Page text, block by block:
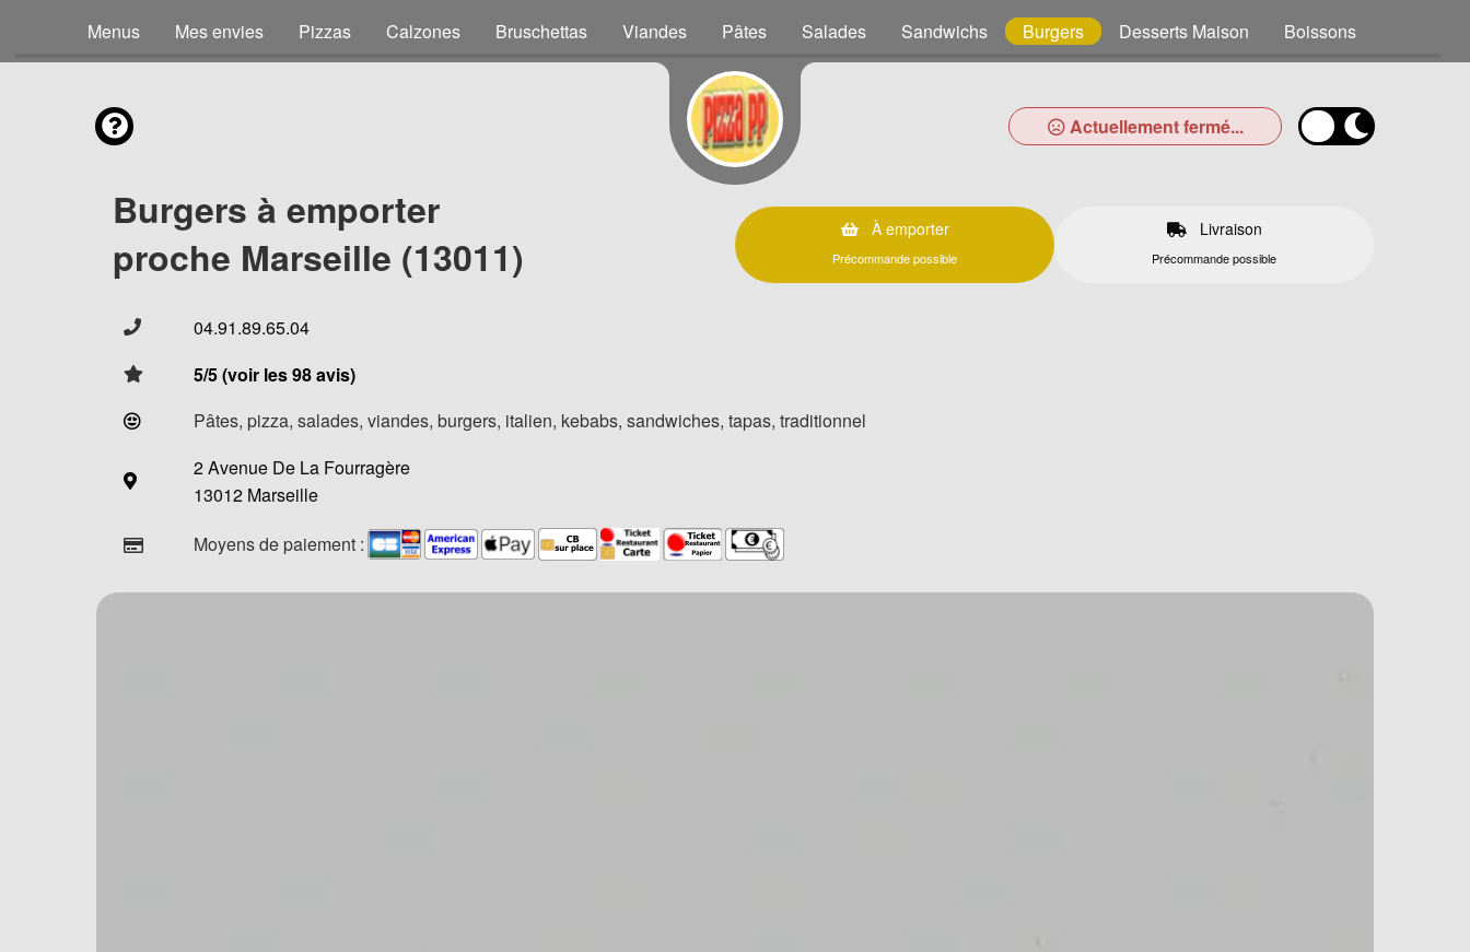
Menus Mes envies Pizzas Calzones Bruschettas Viandes Pâtes Salades Sandwichs Burgers Desserts Maison Boissons
Actuellement fermé...
Burgers à emporter
proche Marseille (13011)
À emporter
Précommande possible
Livraison
Précommande possible
04.91.89.65.04
5/5 (voir les 98 avis)
Pâtes, pizza, salades, viandes, burgers, italien, kebabs, sandwiches, tapas, traditionnel
2 Avenue De La Fourragère
13012 Marseille
Moyens de paiement :